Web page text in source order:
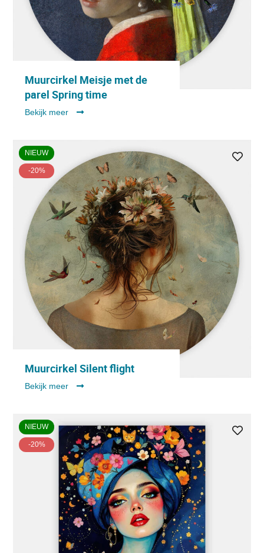
Muurcirkel Meisje met de
parel Spring time
Bekijk meer
NIEUW
-20%
Muurcirkel Silent flight
Bekijk meer
NIEUW
-20%